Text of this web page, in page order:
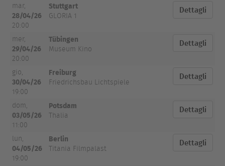
mar,
28/04/26
20:00
Stuttgart
GLORIA 1
Dettagli
mer,
29/04/26
20:00
Tübingen
Museum Kino
Dettagli
gio,
30/04/26
19:00
Freiburg
Friedrichsbau Lichtspiele
Dettagli
dom,
03/05/26
11:00
Potsdam
Thalia
Dettagli
lun,
04/05/26
19:00
Berlin
Titania Filmpalast
Dettagli